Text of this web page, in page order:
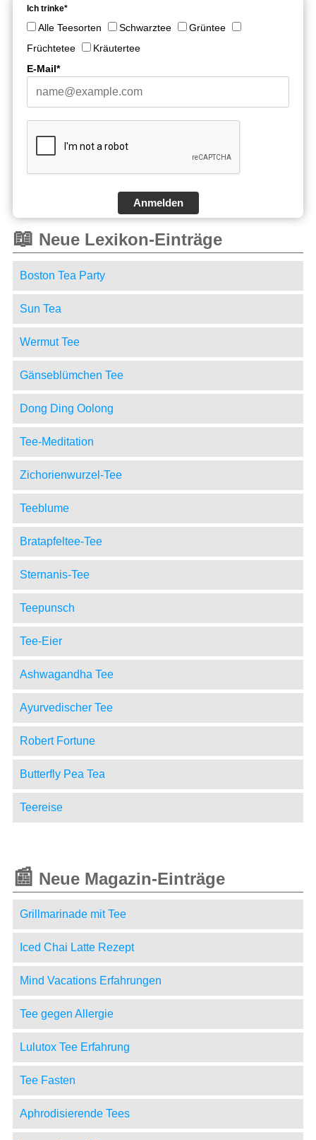
Ich trinke*
Alle Teesorten Schwarztee
Grüntee
Früchtetee
Kräutertee
E-Mail*
Anmelden
📖 Neue Lexikon-Einträge
Boston Tea Party
Sun Tea
Wermut Tee
Gänseblümchen Tee
Dong Ding Oolong
Tee-Meditation
Zichorienwurzel-Tee
Teeblume
Bratapfeltee-Tee
Sternanis-Tee
Teepunsch
Tee-Eier
Ashwagandha Tee
Ayurvedischer Tee
Robert Fortune
Butterfly Pea Tea
Teereise
📰 Neue Magazin-Einträge
Grillmarinade mit Tee
Iced Chai Latte Rezept
Mind Vacations Erfahrungen
Tee gegen Allergie
Lulutox Tee Erfahrung
Tee Fasten
Aphrodisierende Tees